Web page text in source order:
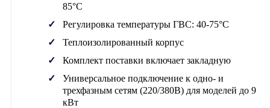
85°C
Регулировка температуры ГВС: 40-75°C
Теплоизолированный корпус
Комплект поставки включает закладную
Универсальное подключение к одно- и
трехфазным сетям (220/380В) для моделей до 9
кВт